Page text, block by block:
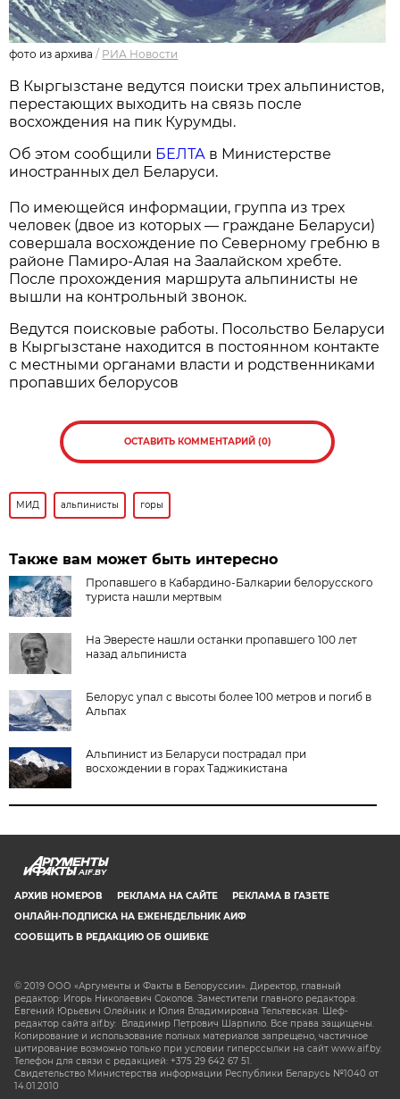
фото из архива / РИА Новости
В Кыргызстане ведутся поиски трех альпинистов,
перестающих выходить на связь после
восхождения на пик Курумды.
Об этом сообщили БЕЛТА в Министерстве
иностранных дел Беларуси.
По имеющейся информации, группа из трех
человек (двое из которых — граждане Беларуси)
совершала восхождение по Северному гребню в
районе Памиро-Алая на Заалайском хребте.
После прохождения маршрута альпинисты не
вышли на контрольный звонок.
Ведутся поисковые работы. Посольство Беларуси
в Кыргызстане находится в постоянном контакте
с местными органами власти и родственниками
пропавших белорусов
ОСТАВИТЬ КОММЕНТАРИЙ (0)
МИД альпинисты горы
Также вам может быть интересно
Пропавшего в Кабардино-Балкарии белорусского
туриста нашли мертвым
На Эвересте нашли останки пропавшего 100 лет
назад альпиниста
Белорус упал с высоты более 100 метров и погиб в
Альпах
Альпинист из Беларуси пострадал при
восхождении в горах Таджикистана
AIF.BY
АРХИВ НОМЕРОВ РЕКЛАМА НА САЙТЕ
РЕКЛАМА В ГАЗЕТЕ
ОНЛАЙН-ПОДПИСКА НА ЕЖЕНЕДЕЛЬНИК АИФ
СООБЩИТЬ В РЕДАКЦИЮ ОБ ОШИБКЕ
© 2019 ООО «Аргументы и Факты в Белоруссии». Директор, главный
редактор: Игорь Николаевич Соколов. Заместители главного редактора:
Евгений Юрьевич Олейник и Юлия Владимировна Тельтевская. Шеф-
редактор сайта aif.by: Владимир Петрович Шарпило. Все права защищены.
Копирование и использование полных материалов запрещено, частичное
цитирование возможно только при условии гиперссылки на сайт www.aif.by.
Телефон для связи с редакцией: +375 29 642 67 51.
Свидетельство Министерства информации Республики Беларусь №1040 от
14.01.2010